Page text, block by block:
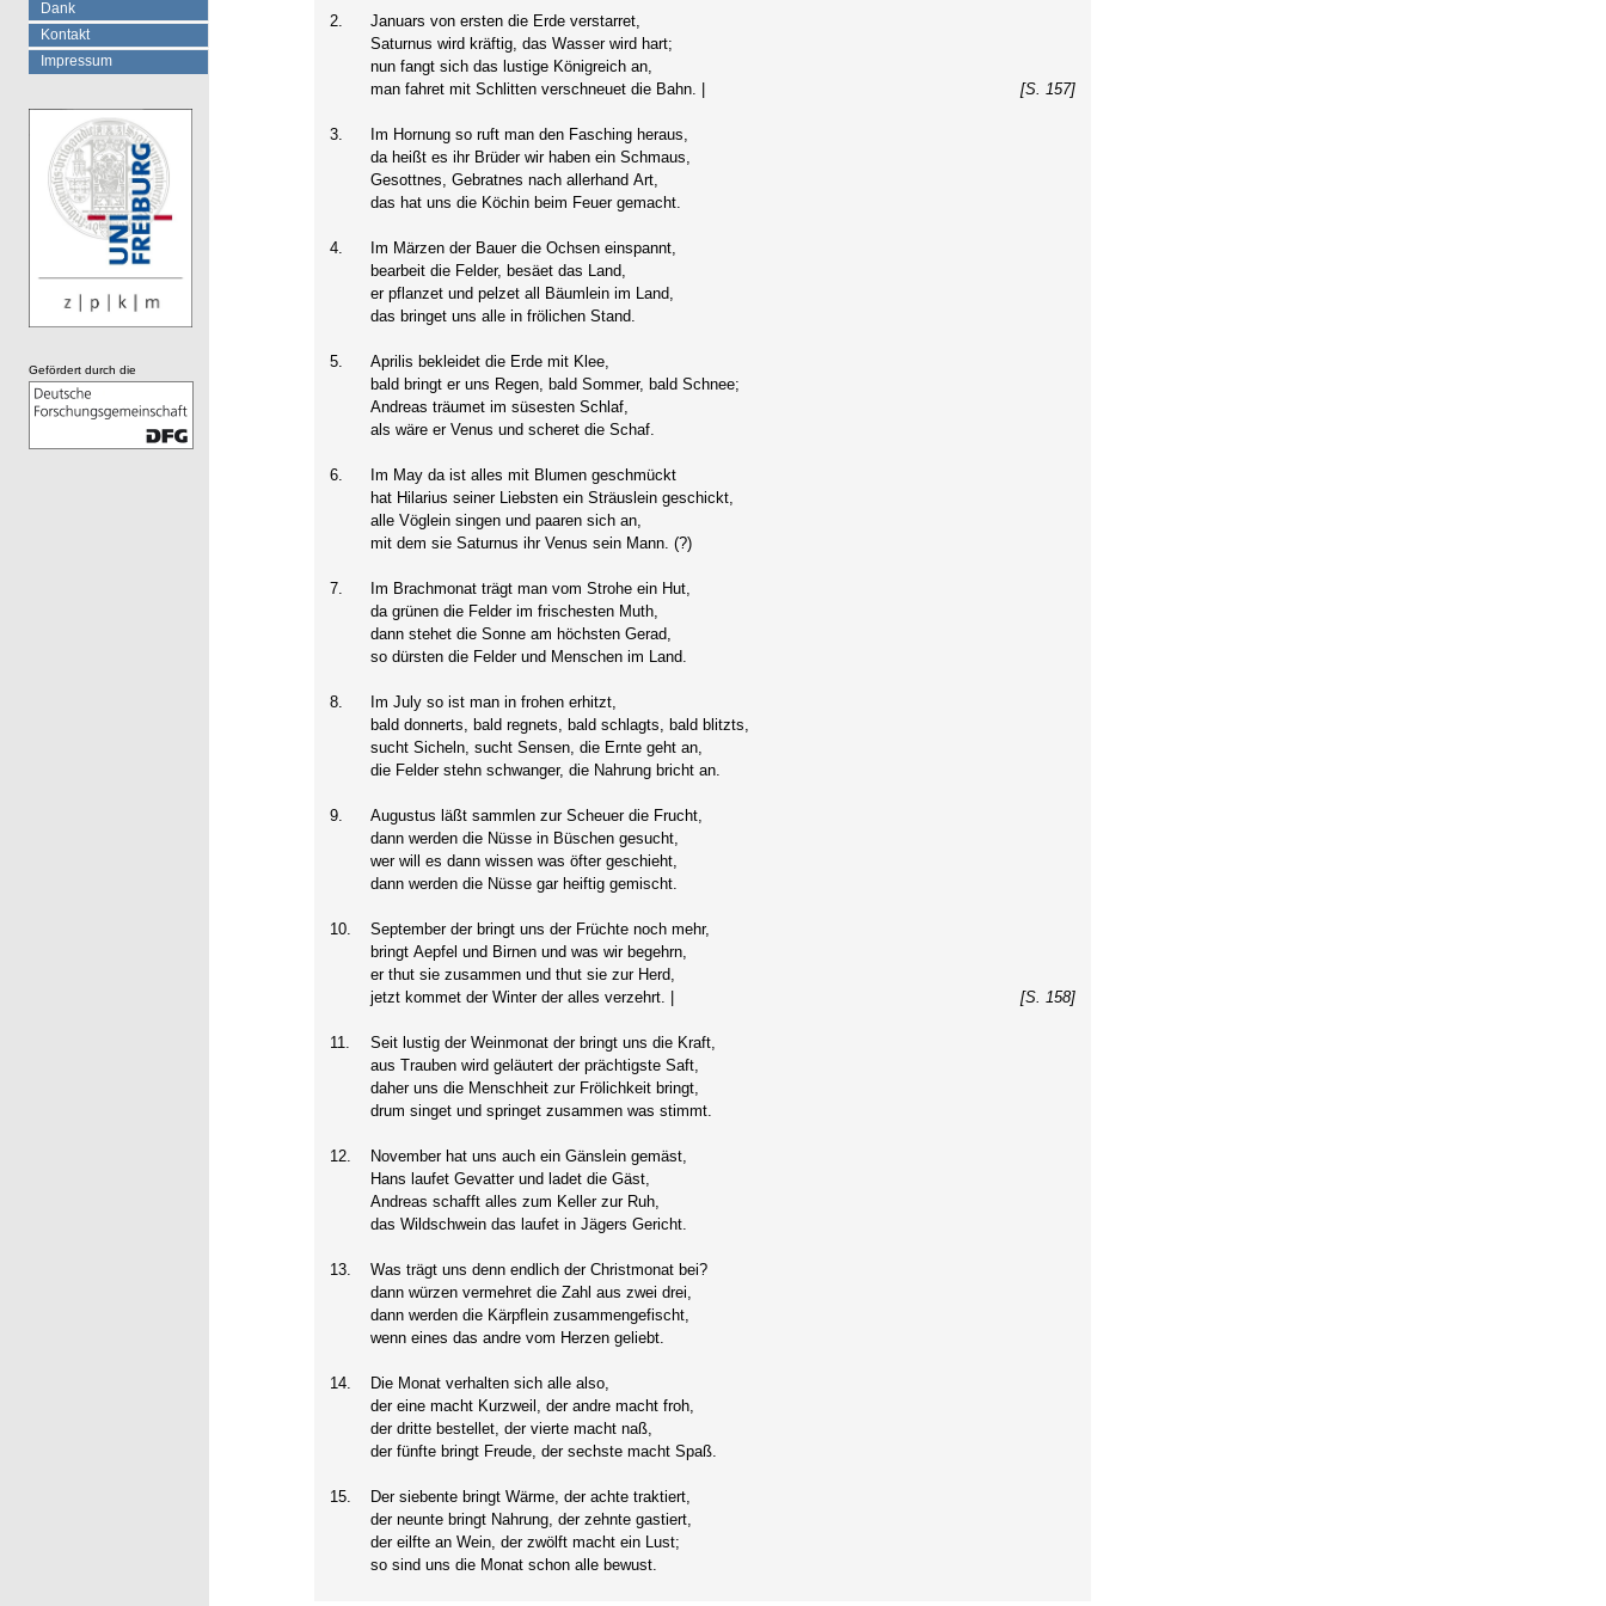
2.
Januars von ersten die Erde verstarret,
Saturnus wird kräftig, das Wasser wird hart;
nun fangt sich das lustige Königreich an,
man fahret mit Schlitten verschneuet die Bahn. |
[S. 157]
3.
Im Hornung so ruft man den Fasching heraus,
da heißt es ihr Brüder wir haben ein Schmaus,
Gesottnes, Gebratnes nach allerhand Art,
das hat uns die Köchin beim Feuer gemacht.
4.
Im Märzen der Bauer die Ochsen einspannt,
bearbeit die Felder, besäet das Land,
er pflanzet und pelzet all Bäumlein im Land,
das bringet uns alle in frölichen Stand.
5.
Aprilis bekleidet die Erde mit Klee,
bald bringt er uns Regen, bald Sommer, bald Schnee;
Andreas träumet im süsesten Schlaf,
als wäre er Venus und scheret die Schaf.
6.
Im May da ist alles mit Blumen geschmückt
hat Hilarius seiner Liebsten ein Sträuslein geschickt,
alle Vöglein singen und paaren sich an,
mit dem sie Saturnus ihr Venus sein Mann. (?)
7.
Im Brachmonat trägt man vom Strohe ein Hut,
da grünen die Felder im frischesten Muth,
dann stehet die Sonne am höchsten Gerad,
so dürsten die Felder und Menschen im Land.
8.
Im July so ist man in frohen erhitzt,
bald donnerts, bald regnets, bald schlagts, bald blitzts,
sucht Sicheln, sucht Sensen, die Ernte geht an,
die Felder stehn schwanger, die Nahrung bricht an.
9.
Augustus läßt sammlen zur Scheuer die Frucht,
dann werden die Nüsse in Büschen gesucht,
wer will es dann wissen was öfter geschieht,
dann werden die Nüsse gar heiftig gemischt.
10.
September der bringt uns der Früchte noch mehr,
bringt Aepfel und Birnen und was wir begehrn,
er thut sie zusammen und thut sie zur Herd,
jetzt kommet der Winter der alles verzehrt. |
[S. 158]
11.
Seit lustig der Weinmonat der bringt uns die Kraft,
aus Trauben wird geläutert der prächtigste Saft,
daher uns die Menschheit zur Frölichkeit bringt,
drum singet und springet zusammen was stimmt.
12.
November hat uns auch ein Gänslein gemäst,
Hans laufet Gevatter und ladet die Gäst,
Andreas schafft alles zum Keller zur Ruh,
das Wildschwein das laufet in Jägers Gericht.
13.
Was trägt uns denn endlich der Christmonat bei?
dann würzen vermehret die Zahl aus zwei drei,
dann werden die Kärpflein zusammengefischt,
wenn eines das andre vom Herzen geliebt.
14.
Die Monat verhalten sich alle also,
der eine macht Kurzweil, der andre macht froh,
der dritte bestellet, der vierte macht naß,
der fünfte bringt Freude, der sechste macht Spaß.
15.
Der siebente bringt Wärme, der achte traktiert,
der neunte bringt Nahrung, der zehnte gastiert,
der eilfte an Wein, der zwölft macht ein Lust;
so sind uns die Monat schon alle bewust.
Dank
Kontakt
Impressum
Gefördert durch die